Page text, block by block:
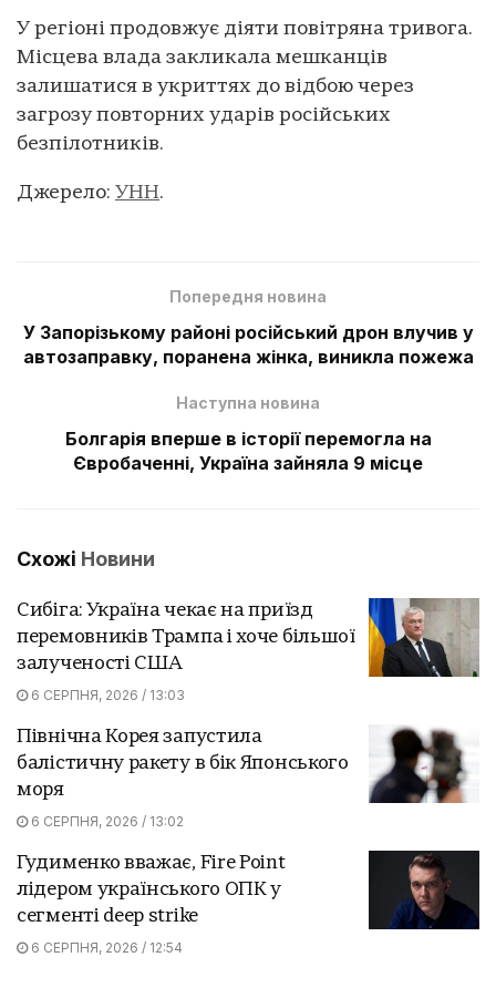
У регіоні продовжує діяти повітряна тривога.
Місцева влада закликала мешканців
залишатися в укриттях до відбою через
загрозу повторних ударів російських
безпілотників.
Джерело: УНН.
Попередня новина
У Запорізькому районі російський дрон влучив у
автозаправку, поранена жінка, виникла пожежа
Наступна новина
Болгарія вперше в історії перемогла на
Євробаченні, Україна зайняла 9 місце
Схожі Новини
Сибіга: Україна чекає на приїзд
перемовників Трампа і хоче більшої
залученості США
6 СЕРПНЯ, 2026 / 13:03
Північна Корея запустила
балістичну ракету в бік Японського
моря
6 СЕРПНЯ, 2026 / 13:02
Гудименко вважає, Fire Point
лідером українського ОПК у
сегменті deep strike
6 СЕРПНЯ, 2026 / 12:54